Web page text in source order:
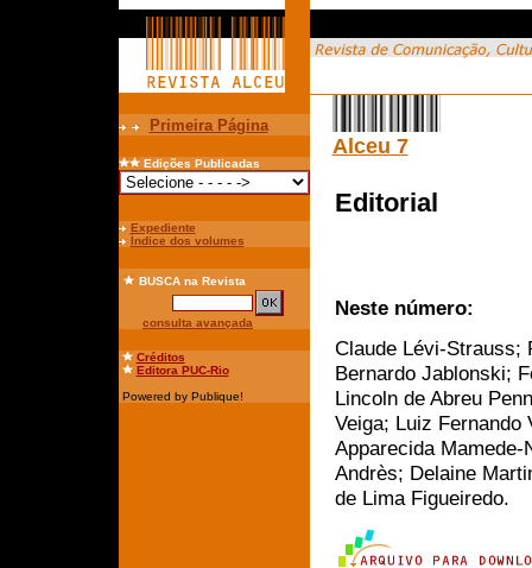
Primeira Página
Edições Publicadas
Expediente
Índice dos volumes
BUSCAna Revista
consulta avançada
Créditos
Editora PUC-Rio
Powered by Publique!
Alceu 7
Editorial
Neste número:
Claude Lévi-Strauss;
Bernardo Jablonski;
Lincoln de Abreu
Veiga; Luiz Fernando
Apparecida
Andrès; Delaine
de Lima Figueiredo.